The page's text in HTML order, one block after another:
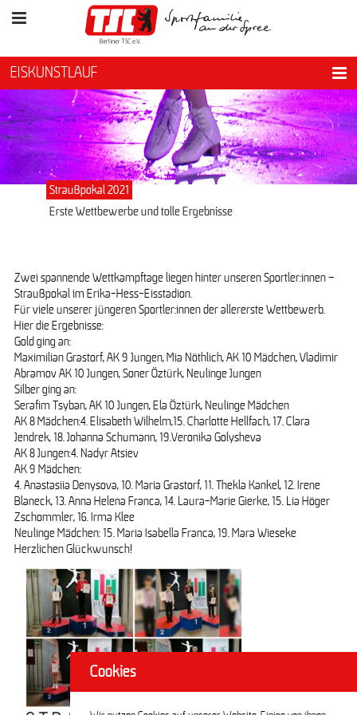
EISKUNSTLAUF
Straußpokal 2021
Erste Wettbewerbe und tolle Ergebnisse
Zwei spannende Wettkampftage liegen hinter unseren Sportler:innen –
Straußpokal im Erika-Hess-Eisstadion.
Für viele unserer jüngeren Sportler:innen der allererste Wettbewerb.
Hier die Ergebnisse:
Gold ging an:
Maximilian Grastorf, AK 9 Jungen, Mia Nöthlich, AK 10 Mädchen, Vladimir
Abramov AK 10 Jungen, Soner Öztürk, Neulinge Jungen
Silber ging an:
Serafim Tsyban, AK 10 Jungen, Ela Öztürk, Neulinge Mädchen
AK 8 Mädchen:4. Elisabeth Wilhelm,15. Charlotte Hellfach, 17. Clara
Jendrek, 18. Johanna Schumann, 19.Veronika Golysheva
AK 8 Jungen:4. Nadyr Atsiev
AK 9 Mädchen:
4. Anastasiia Denysova, 10. Maria Grastorf, 11. Thekla Kankel, 12. Irene
Blaneck, 13. Anna Helena Franca, 14. Laura-Marie Gierke, 15. Lia Höger
Zschommler, 16. Irma Klee
Neulinge Mädchen: 15. Maria Isabella Franca, 19. Mara Wieseke
Herzlichen Glückwunsch!
Cookies